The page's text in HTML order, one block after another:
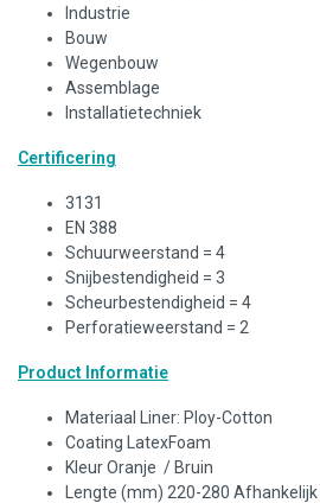
Industrie
Bouw
Wegenbouw
Assemblage
Installatietechniek
Certificering
3131
EN 388
Schuurweerstand = 4
Snijbestendigheid = 3
Scheurbestendigheid = 4
Perforatieweerstand = 2
Product Informatie
Materiaal Liner: Ploy-Cotton
Coating LatexFoam
Kleur Oranje / Bruin
Lengte (mm) 220-280